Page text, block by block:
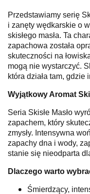
Przedstawiamy serię
i zanęty wędkarskie o
skisłego masła. Ta
zapachowa została
skuteczności na
mogą nie wystarczyć.
która działa tam, gdzie
Wyjątkowy Aromat
Seria Skisłe Masło
zapachem, który
zmysły. Intensywna
zapachy dna i wody,
stanie się nieodparta
Dlaczego warto
Śmierdzący,